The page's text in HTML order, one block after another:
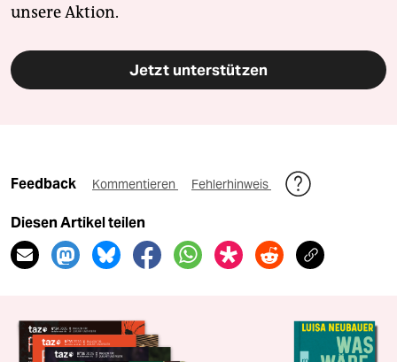
unsere Aktion.
Jetzt unterstützen
Feedback Kommentieren Fehlerhinweis
Diesen Artikel teilen